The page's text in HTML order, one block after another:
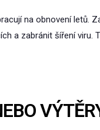
na obnovení letů.
a zabránit šíření viru.